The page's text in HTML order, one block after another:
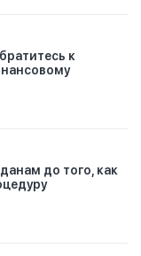
к
до того, как